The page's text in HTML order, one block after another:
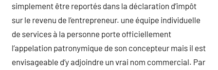
simplement être reportés dans la déclaration d’impôt
sur le revenu de l’entrepreneur. une équipe individuelle
de services à la personne porte officiellement
l’appelation patronymique de son concepteur mais il est
envisageable d’y adjoindre un vrai nom commercial. Par